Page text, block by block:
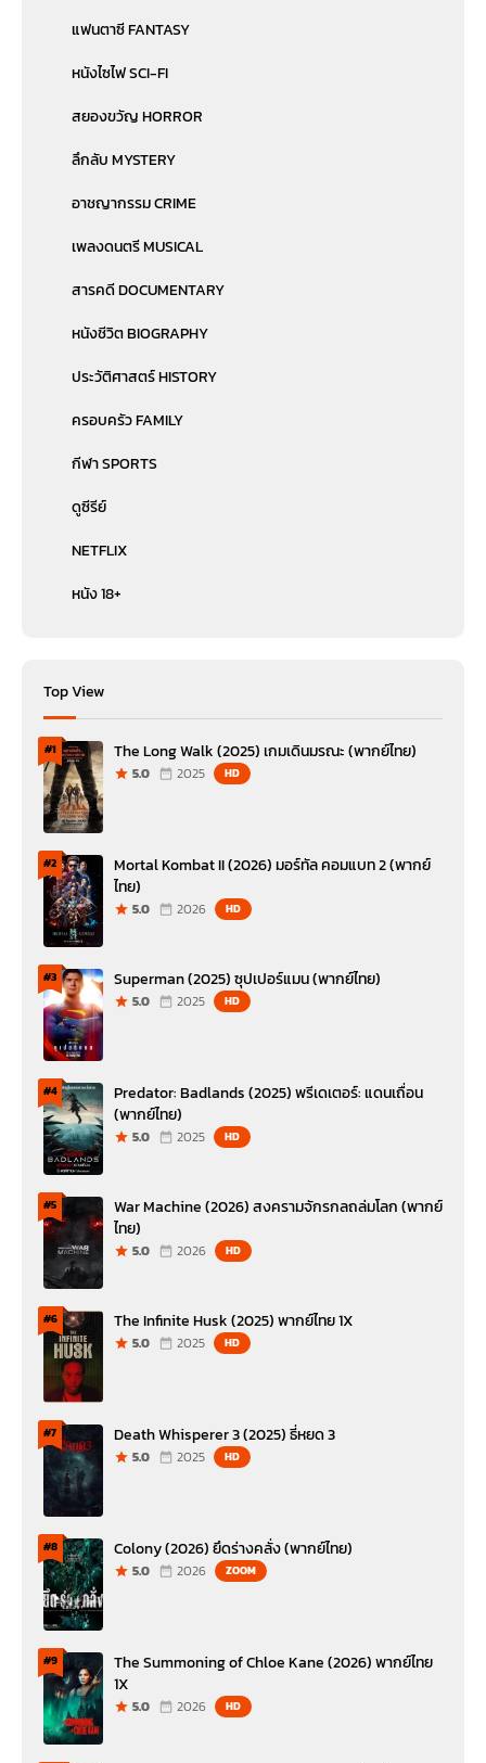
แฟนตาซี FANTASY
หนังไซไฟ SCI-FI
สยองขวัญ HORROR
ลึกลับ MYSTERY
อาชญากรรม CRIME
เพลงดนตรี MUSICAL
สารคดี DOCUMENTARY
หนังชีวิต BIOGRAPHY
ประวัติศาสตร์ HISTORY
ครอบครัว FAMILY
กีฬา SPORTS
ดูซีรีย์
NETFLIX
หนัง 18+
Top View
#1 The Long Walk (2025) เกมเดินมรณะ (พากย์ไทย)
5.0 2025 HD
#2
Mortal Kombat II (2026) มอร์ทัล คอมแบท 2 (พากย์
ไทย)
5.0 2026 HD
#3 Superman (2025) ซุปเปอร์แมน (พากย์ไทย)
5.0 2025 HD
#4
Predator: Badlands (2025) พรีเดเตอร์: แดนเถื่อน
(พากย์ไทย)
5.0 2025 HD
#5
War Machine (2026) สงครามจักรกลถล่มโลก (พากย์
ไทย)
5.0 2026 HD
#6 The Infinite Husk (2025) พากย์ไทย 1X
5.0 2025 HD
#7 Death Whisperer 3 (2025) ธี่หยด 3
5.0 2025 HD
#8 Colony (2026) ยึดร่างคลั่ง (พากย์ไทย)
5.0 2026 ZOOM
#9
The Summoning of Chloe Kane (2026) พากย์ไทย
1X
5.0 2026 HD